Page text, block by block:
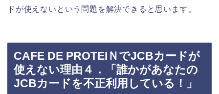
ドが使えないという問題を解決できると思います。
CAFE DE PROTEIＮでJCBカードが
使えない理由４．「誰かがあなたの
JCBカードを不正利用している！」